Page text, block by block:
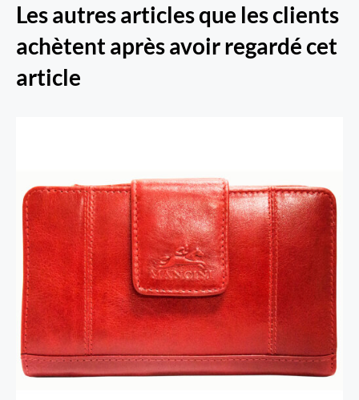
Les autres articles que les clients
achètent après avoir regardé cet
article
Porte-cartes RFID Secure